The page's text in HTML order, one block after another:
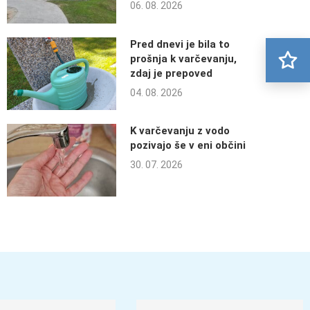
06. 08. 2026
Pred dnevi je bila to
prošnja k varčevanju,
zdaj je prepoved
04. 08. 2026
K varčevanju z vodo
pozivajo še v eni občini
30. 07. 2026